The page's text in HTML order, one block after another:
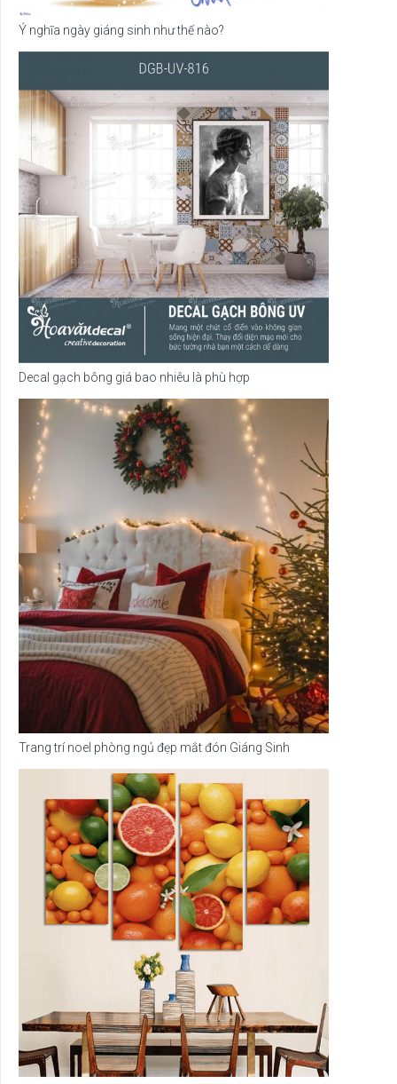
Ý nghĩa ngày giáng sinh như thế nào?
Decal gạch bông giá bao nhiêu là phù hợp
Trang trí noel phòng ngủ đẹp mắt đón Giáng Sinh